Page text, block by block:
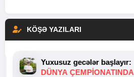
KÖŞƏ YAZILARI
Yuxusuz gecələr başlayır:
DÜNYA ÇEMPIONATINDA